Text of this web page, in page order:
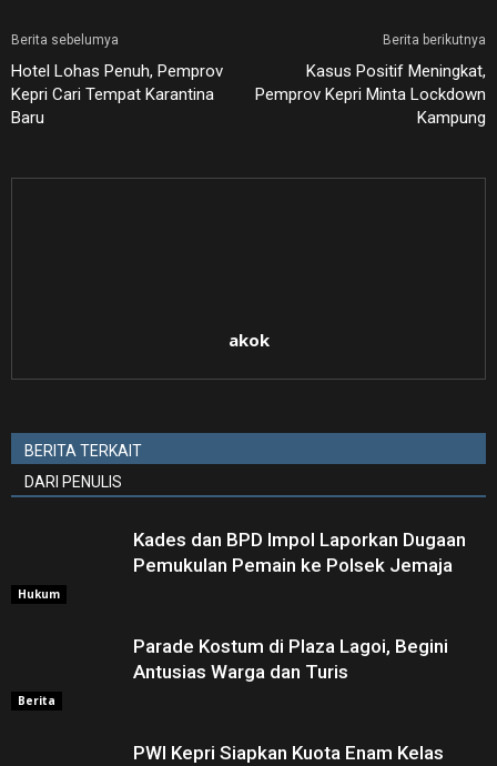
Berita sebelumya
Hotel Lohas Penuh, Pemprov
Kepri Cari Tempat Karantina
Baru
Berita berikutnya
Kasus Positif Meningkat,
Pemprov Kepri Minta Lockdown
Kampung
akok
BERITA TERKAIT
DARI PENULIS
Hukum
Kades dan BPD Impol Laporkan Dugaan
Pemukulan Pemain ke Polsek Jemaja
Berita
Parade Kostum di Plaza Lagoi, Begini
Antusias Warga dan Turis
PWI Kepri Siapkan Kuota Enam Kelas